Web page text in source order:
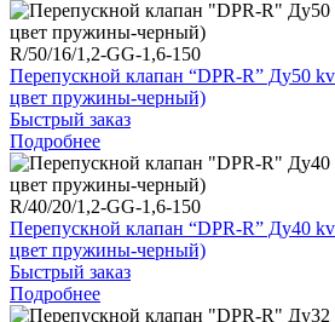
R/50/16/1,2-GG-1,6-150
Перепускной клапан “DPR-R” Ду50
цвет пружины-черный)
Быстрый заказ
Подробнее
R/40/20/1,2-GG-1,6-150
Перепускной клапан “DPR-R” Ду40
цвет пружины-черный)
Быстрый заказ
Подробнее